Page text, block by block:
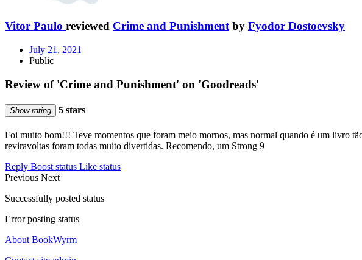
Vitor Paulo reviewed Crime and Punishmentby Fyodor Dostoevsky
July 21, 2021
Public
Review of 'Crime and Punishment' on 'Goodreads'
Show rating 5 stars
Foi muito bom!!! Teve momentos que foram meio mornos, mas normal quando é um livro
reviravoltas foram todas muito divertidas. Recomendo, um Strong 9
Reply Boost status Like status
Previous Next
Successfully posted status
Error posting status
About BookWyrm